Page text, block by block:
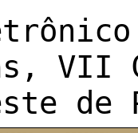
VII
de